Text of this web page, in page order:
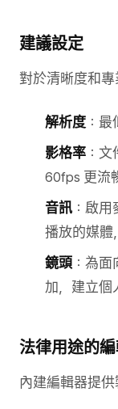
建議設定
對於清晰度和專
解析度 ：
影格率 ：
60fps 更流
音訊 ：啟
播放的媒體
鏡頭 ：為
加，建立個
法律用途的
內建編輯器提供